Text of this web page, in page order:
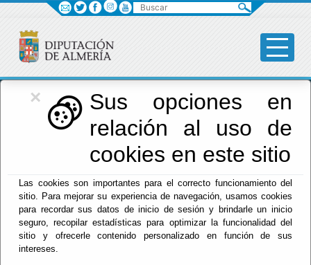
×
Sus opciones en
relación al uso de
cookies en este sitio
Las cookies son importantes para el correcto funcionamiento del
sitio. Para mejorar su experiencia de navegación, usamos cookies
para recordar sus datos de inicio de sesión y brindarle un inicio
seguro, recopilar estadísticas para optimizar la funcionalidad del
sitio y ofrecerle contenido personalizado en función de sus
intereses.
Diputación
Menú Diputación
Tablón de
Anuncios
Buscar